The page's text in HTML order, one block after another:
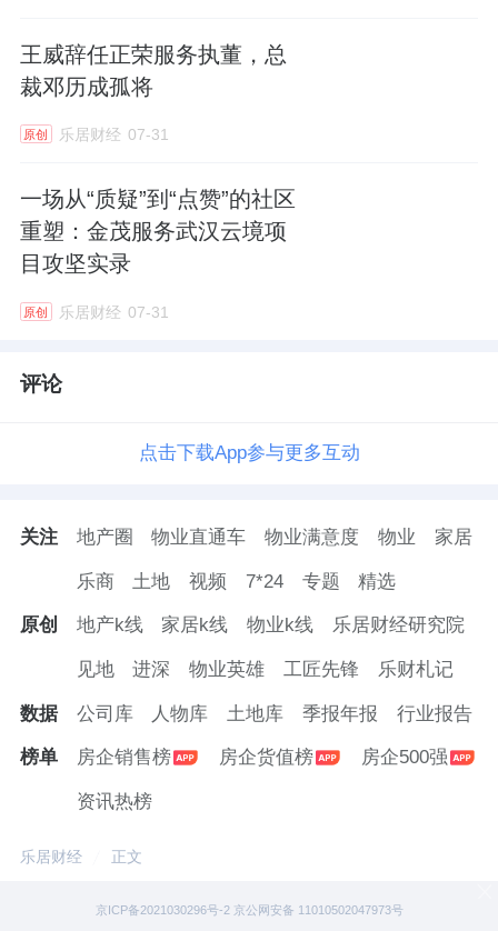
王威辞任正荣服务执董，总
裁邓历成孤将
原创 乐居财经 07-31
一场从“质疑”到“点赞”的社区
重塑：金茂服务武汉云境项
目攻坚实录
原创 乐居财经 07-31
评论
点击下载App参与更多互动
关注 地产圈 物业直通车 物业满意度 物业 家居
乐商 土地 视频 7*24 专题 精选
原创 地产k线 家居k线 物业k线 乐居财经研究院
见地 进深 物业英雄 工匠先锋 乐财札记
数据 公司库 人物库 土地库 季报年报 行业报告
榜单 房企销售榜 房企货值榜 房企500强
资讯热榜
乐居财经 正文
京ICP备2021030296号-2 京公网安备 11010502047973号